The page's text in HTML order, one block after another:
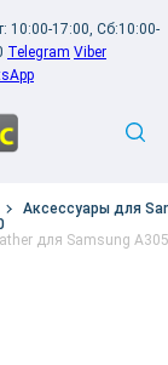
10:00-17:00, Сб:10:00-
Telegram Viber
Аксессуары для
для Samsung